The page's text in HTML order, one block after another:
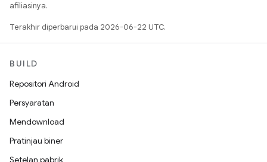
afiliasinya.
Terakhir diperbarui pada 2026-06-22 UTC.
BUILD
Repositori Android
Persyaratan
Mendownload
Pratinjau biner
Setelan pabrik